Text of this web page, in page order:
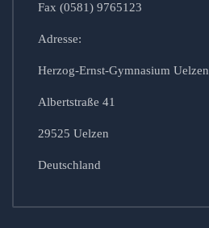
Fax (0581) 9765123
Adresse:
Herzog-Ernst-Gymnasium Uelzen
Albertstraße 41
29525 Uelzen
Deutschland